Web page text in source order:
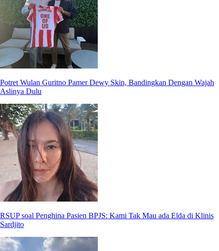
Potret Wulan Guritno Pamer Dewy Skin, Bandingkan Dengan Wajah
Aslinya Dulu
RSUP soal Penghina Pasien BPJS: Kami Tak Mau ada Elda di Klinis
Sardjito